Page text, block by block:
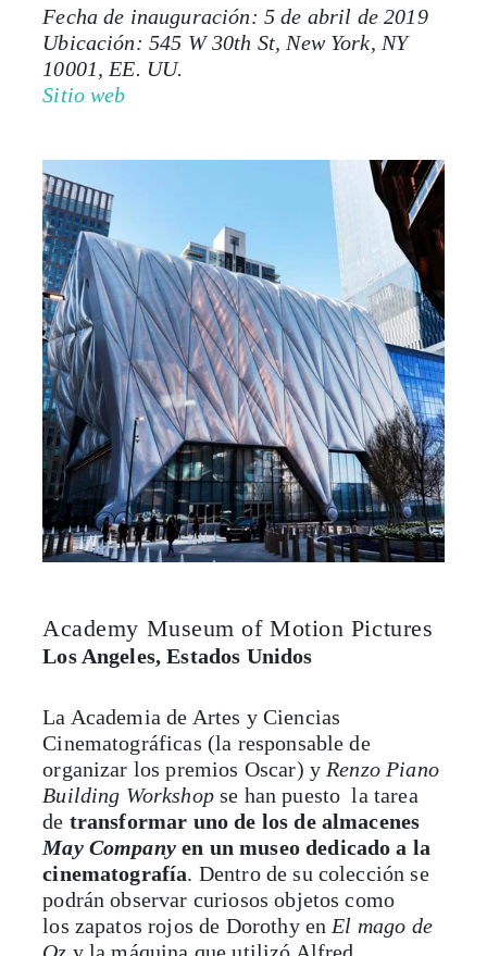
10001, EE. UU.
Sitio web
La Academia de Artes y Ciencias
organizar los premios Oscar) yRenzo Piano
Building Workshopse han puesto la tarea
detransformar uno de los de almacenes
May Companyen un museo dedicado a la
cinematografía . Dentro de su colección se
podrán observar curiosos objetos como
los zapatos rojos de Dorothy enEl mago de
Ozy la máquina que utilizó Alfred
Hitchcock para escribir el guión dePsicosis